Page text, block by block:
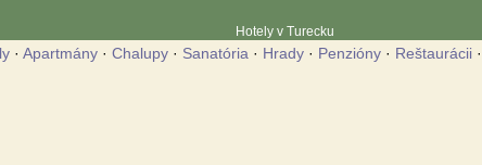
Hotely v Turecku
· Apartmány · Chalupy · Sanatória · Hrady · Penzióny · Reštaurácii ·